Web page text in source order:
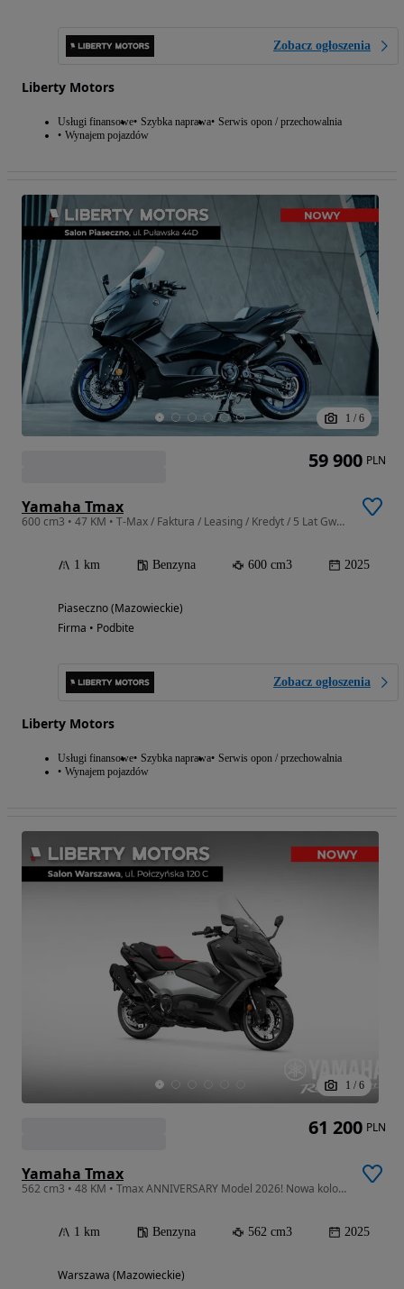
Zobacz ogłoszenia
Liberty Motors
Usługi finansowe Szybka naprawa Serwis opon / przechowalnia
Wynajem pojazdów
1 / 6
Yamaha Tmax
600 cm3 • 47 KM • T-Max / Faktura / Leasing / Kredyt / 5 Lat Gwarancji
1 km Benzyna 600 cm3 2025
Piaseczno (Mazowieckie)
Firma • Podbite
Zobacz ogłoszenia
Liberty Motors
Usługi finansowe Szybka naprawa Serwis opon / przechowalnia
Wynajem pojazdów
59 900 PLN
1 / 6
Yamaha Tmax
562 cm3 • 48 KM • Tmax ANNIVERSARY Model 2026! Nowa kolorystyka! Dealer WWA!
1 km Benzyna 562 cm3 2025
Warszawa (Mazowieckie)
61 200 PLN